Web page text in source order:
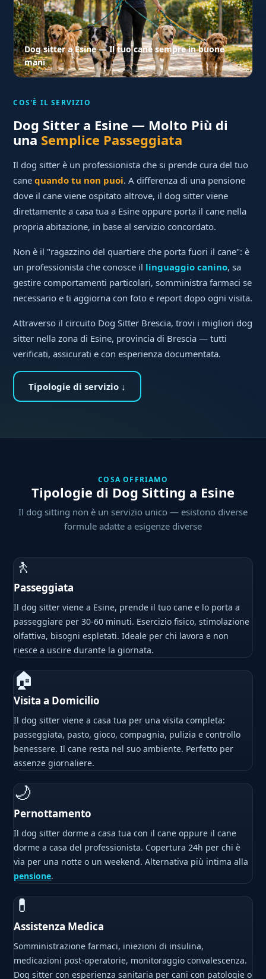
Dog sitter a Esine — Il tuo cane sempre in buone
mani
COS'È IL SERVIZIO
Dog Sitter a Esine — Molto Più di
una Semplice Passeggiata
Il dog sitter è un professionista che si prende cura del tuo
canequando tu non puoi. A differenza di una pensione
dove il cane viene ospitato altrove, il dog sitter viene
direttamente a casa tua a Esine oppure porta il cane nella
propria abitazione, in base al servizio concordato.
Non è il "ragazzino del quartiere che porta fuori il cane": è
un professionista che conosce il linguaggio canino, sa
gestire comportamenti particolari, somministra farmaci se
necessario e ti aggiorna con foto e report dopo ogni visita.
Attraverso il circuito Dog Sitter Brescia, trovi i migliori dog
sitter nella zona di Esine, provincia di Brescia — tutti
verificati, assicurati e con esperienza documentata.
Tipologie di servizio ↓
COSA OFFRIAMO
Tipologie di Dog Sitting a Esine
Il dog sitting non è un servizio unico — esistono diverse
formule adatte a esigenze diverse
🚶
Passeggiata
Il dog sitter viene a Esine, prende il tuo cane e lo porta a
passeggiare per 30-60 minuti. Esercizio fisico, stimolazione
olfattiva, bisogni espletati. Ideale per chi lavora e non
riesce a uscire durante la giornata.
🏠
Visita a Domicilio
Il dog sitter viene a casa tua per una visita completa:
passeggiata, pasto, gioco, compagnia, pulizia e controllo
benessere. Il cane resta nel suo ambiente. Perfetto per
assenze giornaliere.
🌙
Pernottamento
Il dog sitter dorme a casa tua con il cane oppure il cane
dorme a casa del professionista. Copertura 24h per chi è
via per una notte o un weekend. Alternativa più intima alla
pensione.
💊
Assistenza Medica
Somministrazione farmaci, iniezioni di insulina,
medicazioni post-operatorie, monitoraggio convalescenza.
Dog sitter con esperienza sanitaria per cani con patologie o